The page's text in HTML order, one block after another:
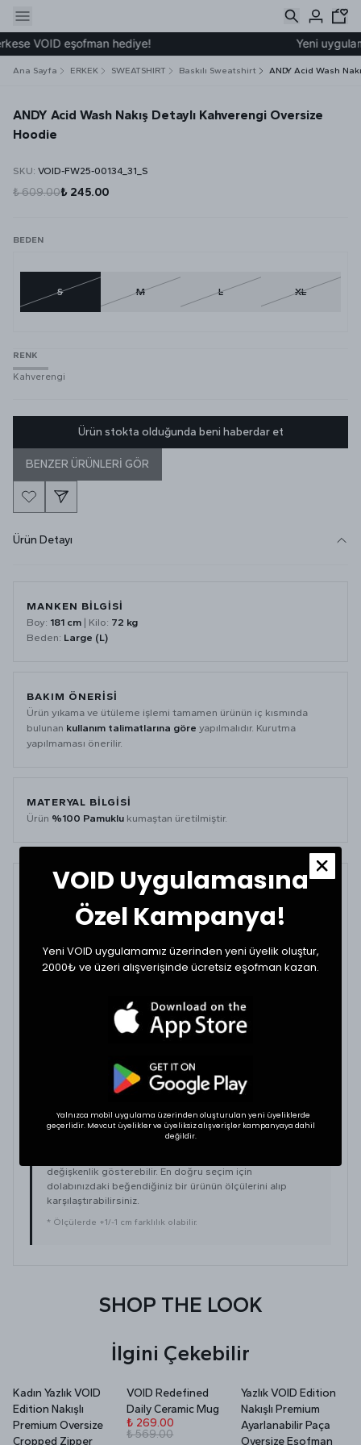
VOID eşofman hediye! Yeni
Ana Sayfa ERKEK SWEATSHIRT Baskılı Sweatshirt ANDY Acid Wash
ANDY Acid Wash Nakış Detaylı Kahverengi Oversize
Hoodie
SKU: VOID-FW25-00134_31_S
₺ 609.00₺ 245.00
BEDEN
S M L XL
RENK
Kahverengi
Ürün stokta olduğunda beni haberdar et
BENZER ÜRÜNLERİ GÖR
Ürün Detayı
MANKEN BİLGİSİ
Boy: 181 cm | Kilo: 72 kg
Beden: Large (L)
BAKIM ÖNERİSİ
Ürün yıkama ve ütüleme işlemi tamamen ürünün iç kısmında
bulunan kullanım talimatlarına göre yapılmalıdır. Kurutma
yapılmaması önerilir.
MATERYAL BİLGİSİ
Ürün %100 Pamuklu kumaştan üretilmiştir.
BEDEN ÖLÇÜ TABLOSU
GÖĞÜS (CM)
Small 58 68
60
62
64
BEDEN VE UYUMLULUK
değişkenlik gösterebilir. En doğru seçim için
dolabınızdaki beğendiğiniz bir ürünün ölçülerini alıp
karşılaştırabilirsiniz.
* Ölçülerde +1/-1 cm farklılık olabilir.
SHOP THE LOOK
İlgini Çekebilir
Kadın Yazlık VOID
Edition Nakışlı
Premium Oversize
Cropped Zipper
VOID Redefined
Daily Ceramic Mug
₺ 269.00
₺ 569.00
Yazlık VOID Edition
Nakışlı Premium
Ayarlanabilir Paça
Oversize Eşofman
VOID Uygulamasına
Özel Kampanya!
Yeni VOID uygulamamız üzerinden yeni üyelik oluştur,
2000₺ ve üzeri alışverişinde ücretsiz eşofman kazan.
Yalnızca mobil uygulama üzerinden oluşturulan yeni üyeliklerde
geçerlidir. Mevcut üyelikler ve üyeliksiz alışverişler kampanyaya dahil
değildir.